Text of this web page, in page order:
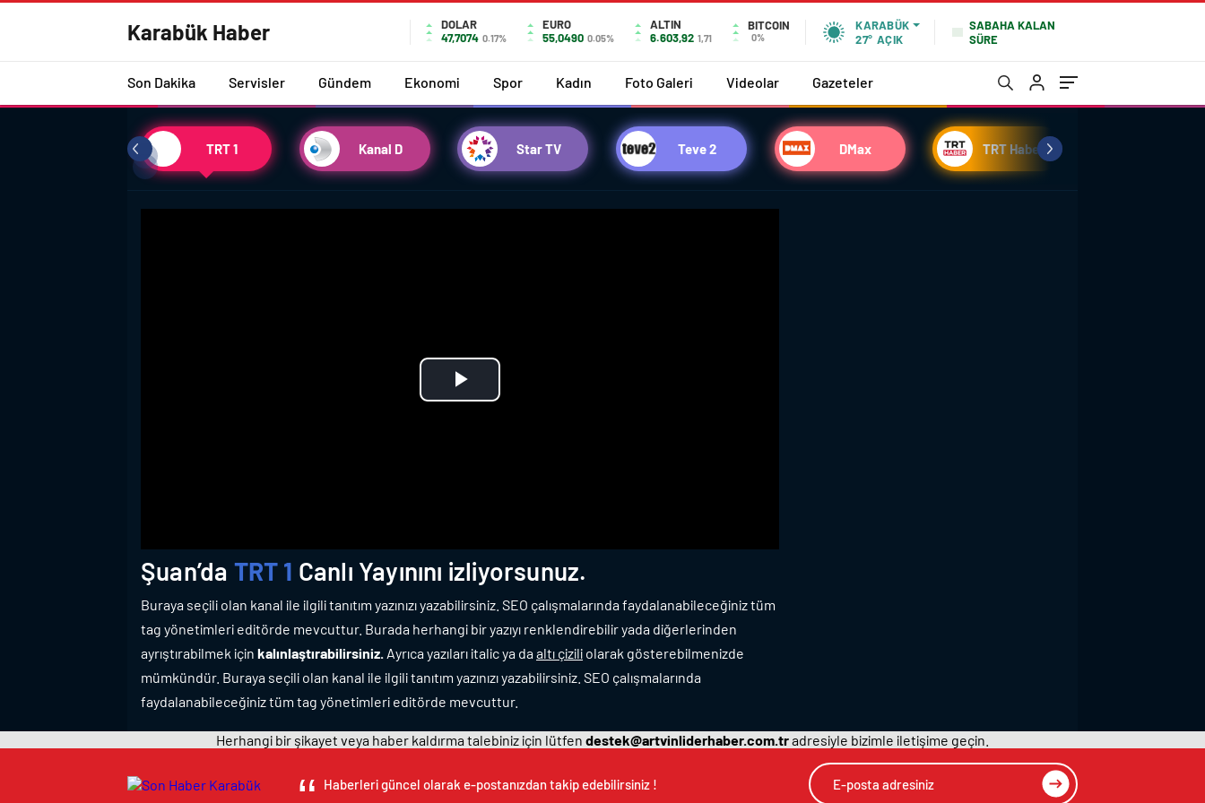
Karabük Haber
DOLAR
47,7074 0.17%
EURO
55,0490 0.05%
ALTIN
6.603,92 1,71
BITCOIN
0%
KARABÜK
27° AÇIK
SABAHA KALAN
SÜRE
Son Dakika Servisler Gündem Ekonomi Spor Kadın Foto Galeri Videolar Gazeteler
TRT 1 Kanal D Star TV Teve 2 DMax TRT Haber
Play
Şuan’da TRT 1 Canlı Yayınını izliyorsunuz.
Buraya seçili olan kanal ile ilgili tanıtım yazınızı yazabilirsiniz. SEO çalışmalarında faydalanabileceğiniz tüm
tag yönetimleri editörde mevcuttur. Burada herhangi bir yazıyı renklendirebilir yada diğerlerinden
ayrıştırabilmek için kalınlaştırabilirsiniz. Ayrıca yazıları italic ya da altı çizili olarak gösterebilmenizde
mümkündür. Buraya seçili olan kanal ile ilgili tanıtım yazınızı yazabilirsiniz. SEO çalışmalarında
faydalanabileceğiniz tüm tag yönetimleri editörde mevcuttur.
Herhangi bir şikayet veya haber kaldırma talebiniz için lütfen destek@artvinliderhaber.com.tradresiyle bizimle iletişime geçin.
Haberleri güncel olarak e-postanızdan takip edebilirsiniz !